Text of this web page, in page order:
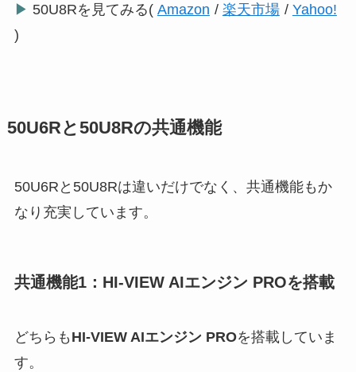
▶ 50U8Rを見てみる( Amazon / 楽天市場 / Yahoo!
)
50U6Rと50U8Rの共通機能
50U6Rと50U8Rは違いだけでなく、共通機能もか
なり充実しています。
共通機能1：HI-VIEW AIエンジン PROを搭載
どちらも HI-VIEW AIエンジン PROを搭載していま
す。